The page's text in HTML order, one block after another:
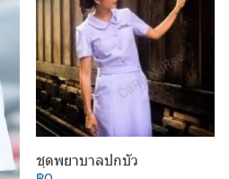
ชุดพยาบาลปกบัว